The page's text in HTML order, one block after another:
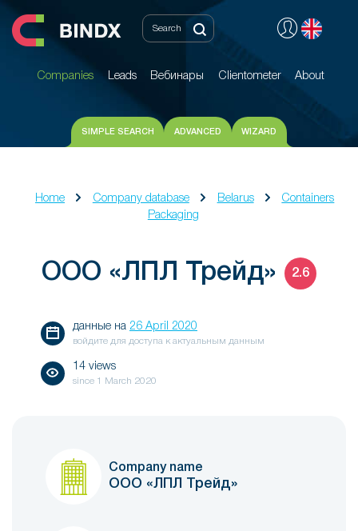
Companies Leads Вебинары Clientometer About
Companies Leads Вебинары Clientometer About
SIMPLE SEARCH ADVANCED WIZARD
Home Company database Belarus
Containers
Packaging
ООО «ЛПЛ Трейд» 2.6
данные на 26 April 2020
войдите для доступа к актуальным данным
14 views
since 1 March 2020
Company name
ООО «ЛПЛ Трейд»